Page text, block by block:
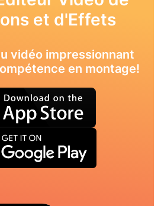
et d'Effets
vidéo impressionnant
en montage!